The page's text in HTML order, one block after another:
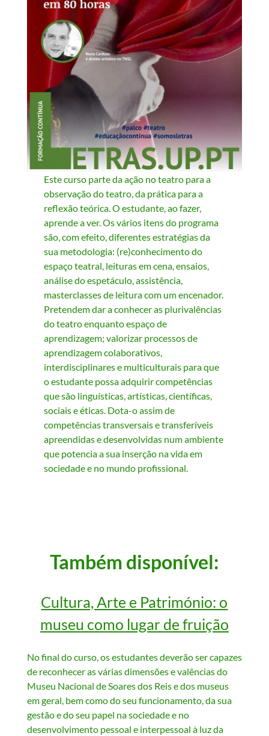
Este curso parte da ação no teatro para a
observação do teatro, da prática para a
reflexão teórica. O estudante, ao fazer,
aprende a ver. Os vários itens do programa
são, com efeito, diferentes estratégias da
sua metodologia: (re)conhecimento do
espaço teatral, leituras em cena, ensaios,
análise do espetáculo, assistência,
masterclasses de leitura com um encenador.
Pretendem dar a conhecer as plurivalências
do teatro enquanto espaço de
aprendizagem; valorizar processos de
aprendizagem colaborativos,
interdisciplinares e multiculturais para que
o estudante possa adquirir competências
que são linguísticas, artísticas, científicas,
sociais e éticas. Dota-o assim de
competências transversais e transferíveis
apreendidas e desenvolvidas num ambiente
que potencia a sua inserção na vida em
sociedade e no mundo profissional.
Também disponível:
Cultura, Arte e Património: o
museu como lugar de fruição
No final do curso, os estudantes deverão ser capazes
de reconhecer as várias dimensões e valências do
Museu Nacional de Soares dos Reis e dos museus
em geral, bem como do seu funcionamento, da sua
gestão e do seu papel na sociedade e no
desenvolvimento pessoal e interpessoal à luz da